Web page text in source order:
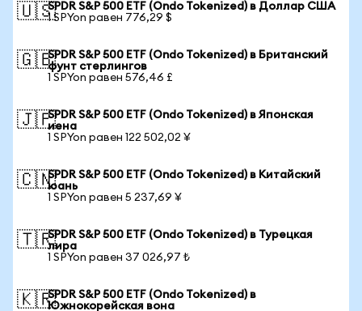
🇺🇸SPDR S&P 500 ETF (Ondo Tokenized) в Доллар США
1 SPYon равен 776,29 $
🇬🇧SPDR S&P 500 ETF (Ondo Tokenized) в Британский
фунт стерлингов
1 SPYon равен 576,46 £
🇯🇵SPDR S&P 500 ETF (Ondo Tokenized) в Японская
иена
1 SPYon равен 122 502,02 ¥
🇨🇳SPDR S&P 500 ETF (Ondo Tokenized) в Китайский
юань
1 SPYon равен 5 237,69 ¥
🇹🇷SPDR S&P 500 ETF (Ondo Tokenized) в Турецкая
лира
1 SPYon равен 37 026,97 ₺
🇰🇷SPDR S&P 500 ETF (Ondo Tokenized) в
Южнокорейская вона